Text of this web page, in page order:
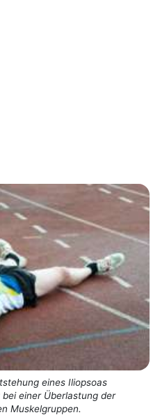
eines Iliopsoas
einer Überlastung der
Muskelgruppen.